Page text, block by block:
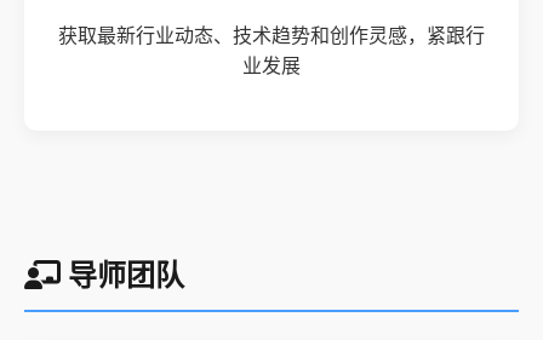
获取最新行业动态、技术趋势和创作灵感，紧跟行
业发展
导师团队